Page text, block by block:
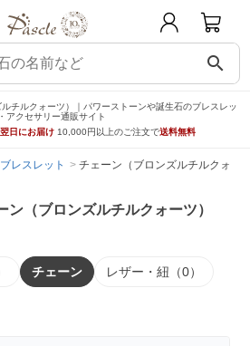
search
チルクォーツ）｜パワーストーンや誕生石のブレスレッ
アクセサリー通販サイト
日にお届け 10,000円以上のご注文で送料無料
ブレスレット チェーン（ブロンズルチルクォー
ン（ブロンズルチルクォーツ）
チェーン レザー・紐（0）